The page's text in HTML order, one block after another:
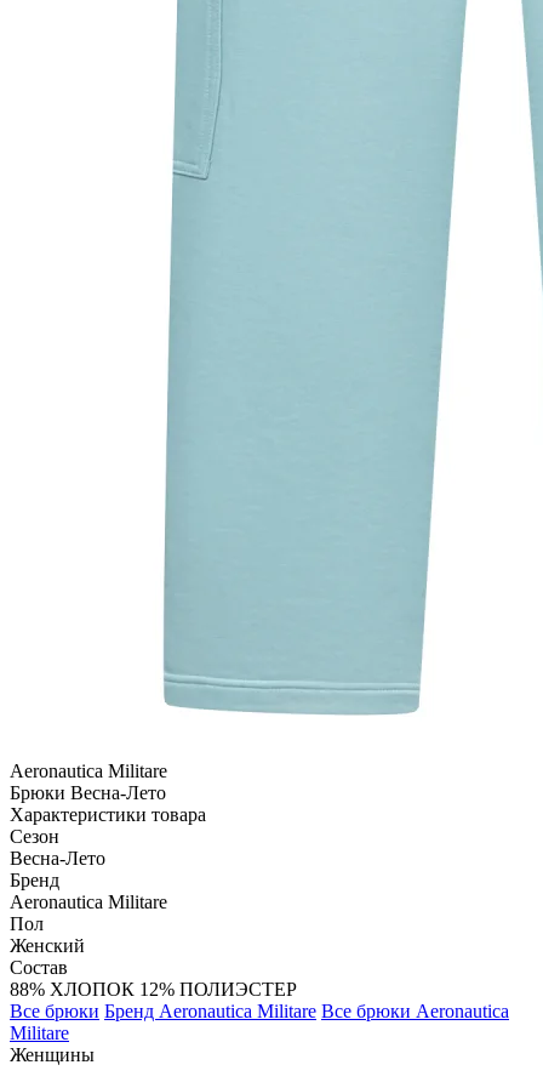
Aeronautica Militare
Брюки Весна-Лето
Характеристики товара
Сезон
Весна-Лето
Бренд
Aeronautica Militare
Пол
Женский
Состав
88% ХЛОПОК 12% ПОЛИЭСТЕР
Все брюки Бренд Aeronautica Militare Все брюки Aeronautica
Militare
Женщины